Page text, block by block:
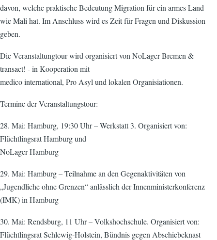
davon, welche praktische Bedeutung Migration für ein armes Land
wie Mali hat. Im Anschluss wird es Zeit für Fragen und Diskussion
geben.
Die Veranstaltungtour wird organisiert von NoLager Bremen &
transact! - in Kooperation mit
medico international, Pro Asyl und lokalen Organisiationen.
Termine der Veranstaltungstour:
28. Mai: Hamburg, 19:30 Uhr – Werkstatt 3. Organisiert von:
Flüchtlingsrat Hamburg und
NoLager Hamburg
29. Mai: Hamburg – Teilnahme an den Gegenaktivitäten von
„Jugendliche ohne Grenzen“ anlässlich der Innenministerkonferenz
(IMK) in Hamburg
30. Mai: Rendsburg, 11 Uhr – Volkshochschule. Organisiert von:
Flüchtlingsrat Schlewig-Holstein, Bündnis gegen Abschiebeknast